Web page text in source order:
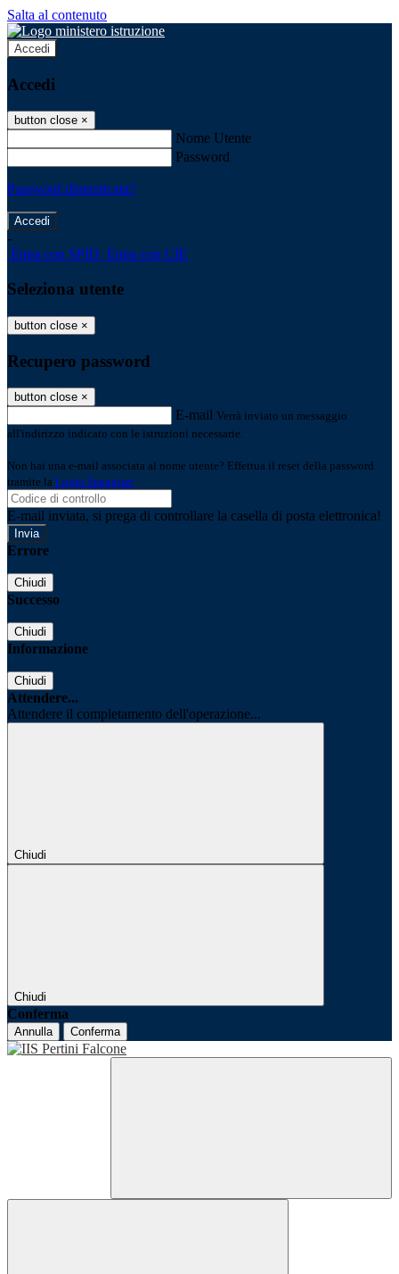
Salta al contenuto
Accedi
Accedi
button close ×
Nome Utente
Password
Password dimenticata?
-
Entra con SPID Entra con CIE
Seleziona utente
button close ×
Recupero password
button close ×
E-mail Verrà inviato un messaggio
all'indirizzo indicato con le istruzioni necessarie.
Non hai una e-mail associata al nome utente? Effettua il reset della password
tramite la Login Spaggiari
E-mail inviata, si prega di controllare la casella di posta elettronica!
Errore
Chiudi
Successo
Chiudi
Informazione
Chiudi
Attendere...
Attendere il completamento dell'operazione...
Chiudi
Chiudi
Conferma
Annulla Conferma